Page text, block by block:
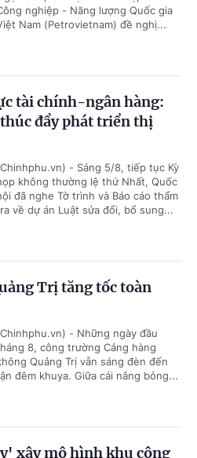
nghiệp - Năng lượng Quốc gia
Nam (Petrovietnam) đề nghị...
tài chính-ngân hàng:
đẩy phát triển thị
- Sáng 5/8, tiếp tục Kỳ
không thường lệ thứ Nhất, Quốc
đã nghe Tờ trình và Báo cáo thẩm
về dự án Luật sửa đổi, bổ sung...
Trị tăng tốc toàn
- Những ngày đầu
8, công trường Cảng hàng
Quảng Trị vẫn sáng đèn đến
đêm khuya. Giữa cái nắng bỏng...
xây mô hình khu công